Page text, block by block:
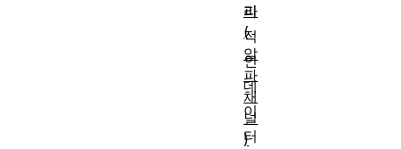
리
적
인
데
이
터
파
(
알
파
채
널
)